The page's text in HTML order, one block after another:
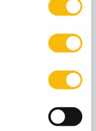
+31 204 274
zijn
Biz Lounge
van de